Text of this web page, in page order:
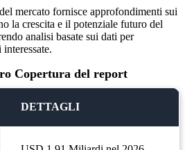
mercato fornisce approfondimenti sui
la crescita e il potenziale futuro del
analisi basate sui dati per
Copertura del report
DETTAGLI